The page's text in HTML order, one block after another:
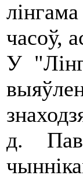
часоў,
У
д.